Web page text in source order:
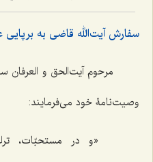
سفارش آیت‌الله قاضی به برپایی
مرحوم آیت‌الحق و العرفان
وصیت‌نامۀ خود می‌فرمایند:
«و در مستحبّات،